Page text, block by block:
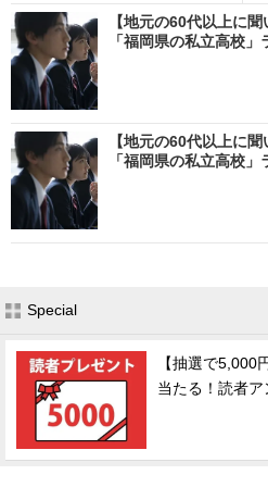
【地元の60代以上に
「福岡県の私立高校」
【地元の60代以上に
「福岡県の私立高校」
Special
【抽選で5,000
当たる！読者